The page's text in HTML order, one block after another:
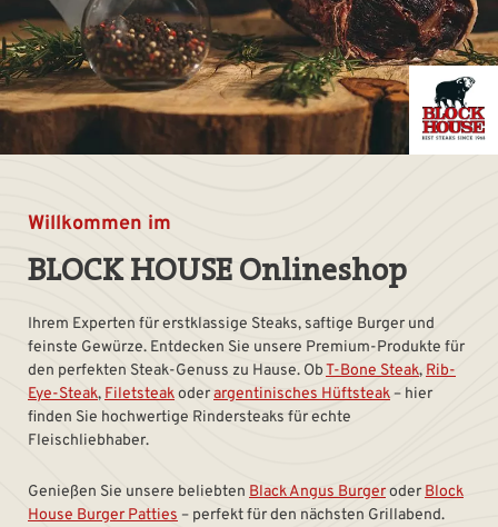
Willkommen im
BLOCK HOUSE Onlineshop
Ihrem Experten für erstklassige Steaks, saftige Burger und
feinste Gewürze. Entdecken Sie unsere Premium-Produkte für
den perfekten Steak-Genuss zu Hause. ObT-Bone Steak, Rib-
Eye-Steak, Filetsteakoderargentinisches Hüftsteak– hier
finden Sie hochwertige Rindersteaks für echte
Fleischliebhaber.
Genießen Sie unsere beliebten Black Angus BurgeroderBlock
House Burger Patties – perfekt für den nächsten Grillabend.